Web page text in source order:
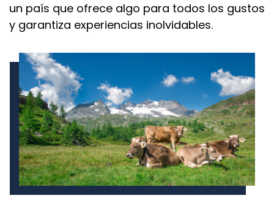
un país que ofrece algo para todos los gustos
y garantiza experiencias inolvidables.